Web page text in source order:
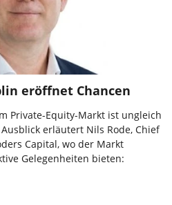
eröffnet Chancen
Private-Equity-Markt ist ungleich
erläutert Nils Rode, Chief
Capital, wo der Markt
Gelegenheiten bieten: